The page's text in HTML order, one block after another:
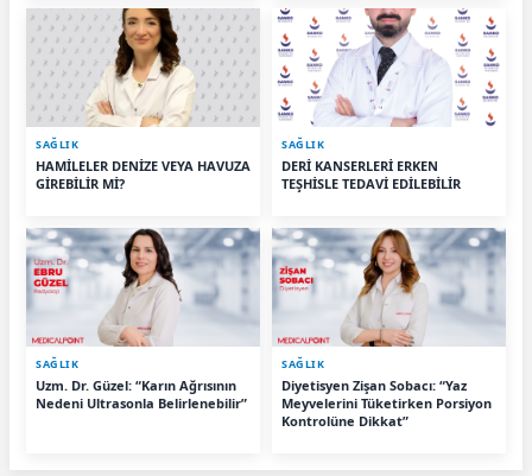
SAĞLIK
HAMİLELER DENİZE VEYA HAVUZA
GİREBİLİR Mİ?
SAĞLIK
DERİ KANSERLERİ ERKEN
TEŞHİSLE TEDAVİ EDİLEBİLİR
SAĞLIK
Uzm. Dr. Güzel: “Karın Ağrısının
Nedeni Ultrasonla Belirlenebilir”
SAĞLIK
Diyetisyen Zişan Sobacı: “Yaz
Meyvelerini Tüketirken Porsiyon
Kontrolüne Dikkat”